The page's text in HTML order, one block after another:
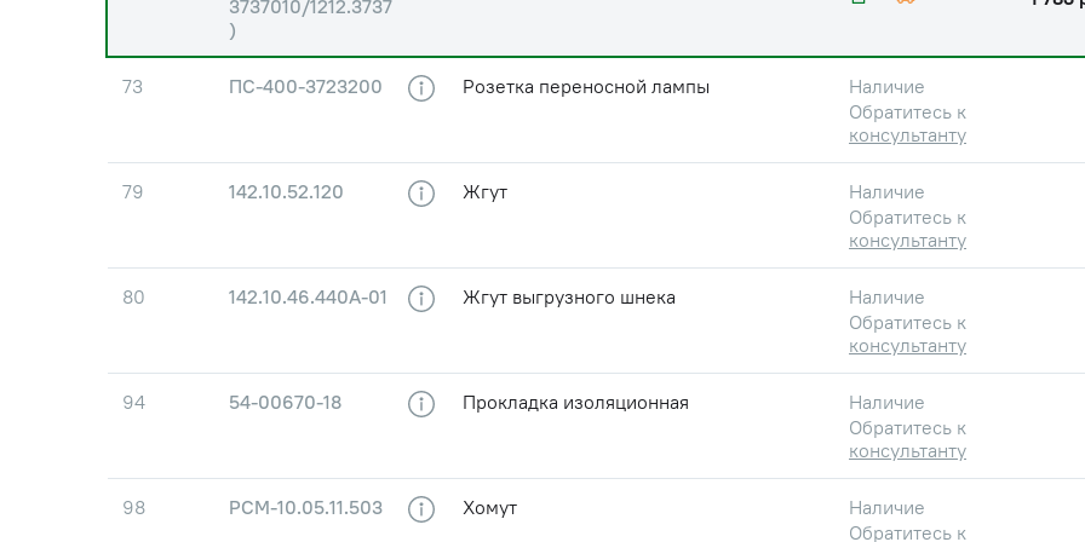
3737010/1212.3737
)
73 ПС-400-3723200 Розетка переносной лампы
Наличие
Обратитесь к
консультанту
79 142.10.52.120 Жгут
Наличие
Обратитесь к
консультанту
80 142.10.46.440А-01 Жгут выгрузного шнека
Наличие
Обратитесь к
консультанту
94 54-00670-18 Прокладка изоляционная
Наличие
Обратитесь к
консультанту
98 РСM-10.05.11.503 Хомут
Наличие
Обратитесь к